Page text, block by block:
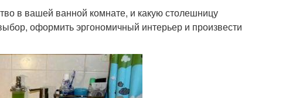
в вашей ванной комнате, и какую столешницу
оформить эргономичный интерьер и произвести